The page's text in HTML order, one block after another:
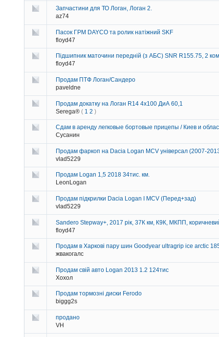
Запчастини для ТО Логан, Логан 2.
az74
Пасок ГРМ DAYCO та ролик натіжний SKF
floyd47
Підшипник маточини передній (з АБС) SNR R155.75, 2
floyd47
Продам ПТФ Логан/Сандеро
paveldne
Продам докатку на Логан R14 4х100 ДиА 60,1
Serega® ( 1 2 )
Сдам в аренду легковые бортовые прицепы / Киев и
Сусанин
Продам фаркоп на Dacia Logan MCV універсал (2007-
vlad5229
Продам Logan 1,5 2018 34тис. км.
LeonLogan
Продам підкрилки Dacia Logan I MCV (Перед+зад)
vlad5229
Sandero Stepway+, 2017 рік, 37К км, К9К, МКПП,
floyd47
Продам в Харкові пару шин Goodyear ultragrip ice arctic
жвакогалс
Продам свій авто Logan 2013 1.2 124тис
Хохол
Продам тормозні диски Ferodo
biggg2s
продано
VH